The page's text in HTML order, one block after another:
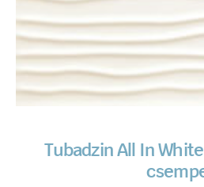
Tubadzin All In